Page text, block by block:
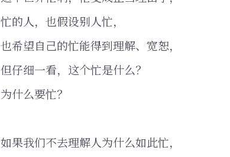
忙的人，也假设别人忙，
也希望自己的忙能得到理解、宽恕，
但仔细一看，这个忙是什么？
为什么要忙？
如果我们不去理解人为什么如此忙，